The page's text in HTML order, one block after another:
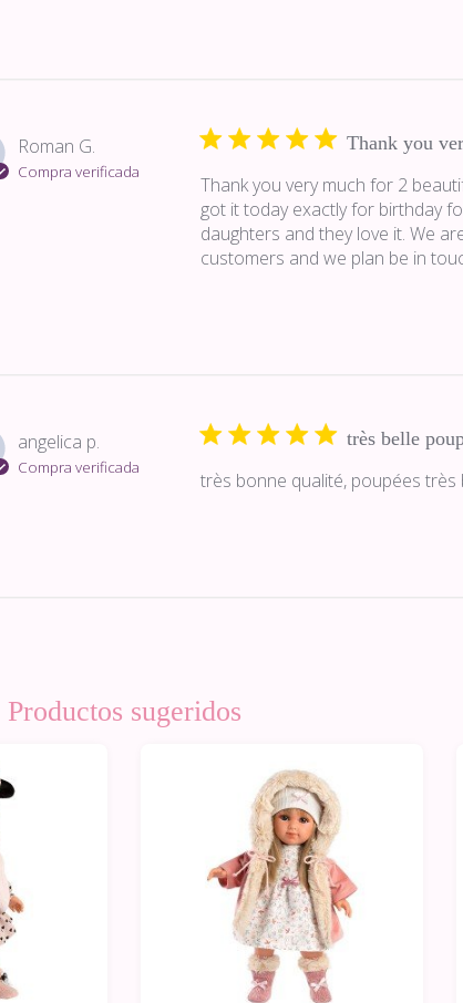
Roman G.
Compra verificada
Thank you
Thank you very much for 2
got it today exactly for birthday
daughters and they love it. We
customers and we plan be in
angelica p.
Compra verificada
très belle
très bonne qualité, poupées très
Productos sugeridos